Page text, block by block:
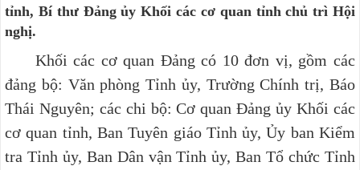
tỉnh, Bí thư Đảng ủy Khối các cơ quan tỉnh chủ trì Hội
nghị.
Khối các cơ quan Đảng có 10 đơn vị, gồm các
đảng bộ: Văn phòng Tỉnh ủy, Trường Chính trị, Báo
Thái Nguyên; các chi bộ: Cơ quan Đảng ủy Khối các
cơ quan tỉnh, Ban Tuyên giáo Tỉnh ủy, Ủy ban Kiểm
tra Tỉnh ủy, Ban Dân vận Tỉnh ủy, Ban Tổ chức Tỉnh